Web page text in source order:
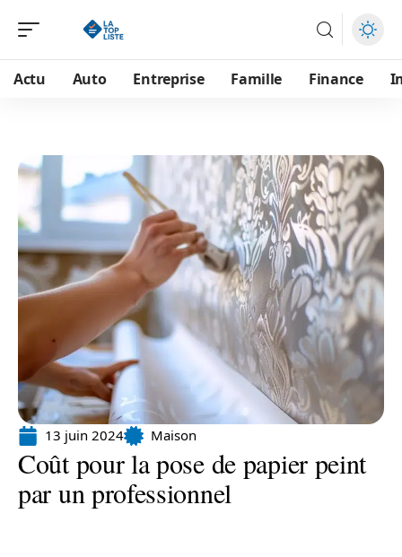
Actu Auto Entreprise Famille Finance
13 juin 2024 Maison
Coût pour la pose de papier peint
par un professionnel